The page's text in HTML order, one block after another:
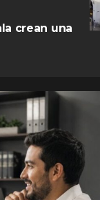
crean una